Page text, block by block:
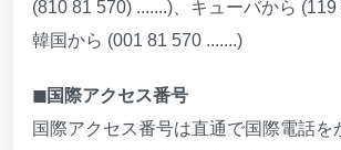
(810 81 570) .......)、キューバから (119
韓国から (001 81 570 .......)
◼︎国際アクセス番号
国際アクセス番号は直通で国際電話を